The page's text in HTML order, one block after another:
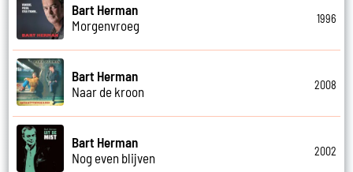
Bart Herman
Morgenvroeg
1996
Bart Herman
Naar de kroon
2008
Bart Herman
Nog even blijven
2002